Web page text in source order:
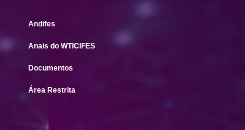
Andifes
Anais do WTICIFES
Documentos
Área Restrita